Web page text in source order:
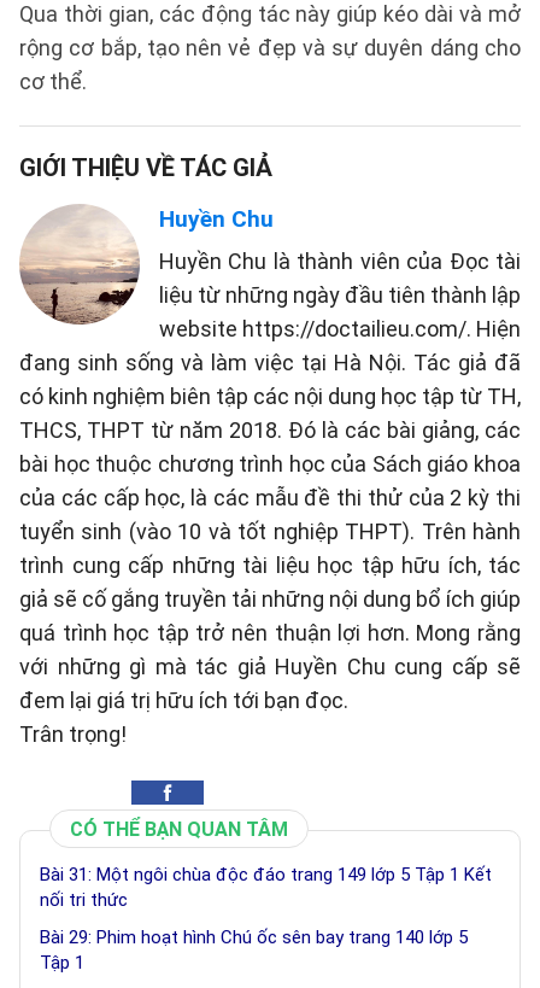
Qua thời gian, các động tác này giúp kéo dài và mở
rộng cơ bắp, tạo nên vẻ đẹp và sự duyên dáng cho
cơ thể.
GIỚI THIỆU VỀ TÁC GIẢ
Huyền Chu
Huyền Chu là thành viên của Đọc tài
liệu từ những ngày đầu tiên thành lập
website https://doctailieu.com/. Hiện
đang sinh sống và làm việc tại Hà Nội. Tác giả đã
có kinh nghiệm biên tập các nội dung học tập từ TH,
THCS, THPT từ năm 2018. Đó là các bài giảng, các
bài học thuộc chương trình học của Sách giáo khoa
của các cấp học, là các mẫu đề thi thử của 2 kỳ thi
tuyển sinh (vào 10 và tốt nghiệp THPT). Trên hành
trình cung cấp những tài liệu học tập hữu ích, tác
giả sẽ cố gắng truyền tải những nội dung bổ ích giúp
quá trình học tập trở nên thuận lợi hơn. Mong rằng
với những gì mà tác giả Huyền Chu cung cấp sẽ
đem lại giá trị hữu ích tới bạn đọc.
Trân trọng!
CÓ THỂ BẠN QUAN TÂM
Bài 31: Một ngôi chùa độc đáo trang 149 lớp 5 Tập 1 Kết
nối tri thức
Bài 29: Phim hoạt hình Chú ốc sên bay trang 140 lớp 5
Tập 1